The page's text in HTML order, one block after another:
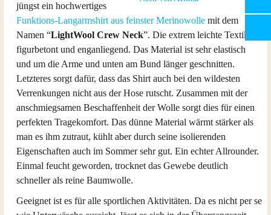
jüngst ein hochwertiges
Funktions-Langarmshirt aus feinster Merinowolle mit dem
Namen “LightWool Crew Neck”. Die extrem leichte Textile ist
figurbetont und enganliegend. Das Material ist sehr elastisch
und um die Arme und unten am Bund länger geschnitten.
Letzteres sorgt dafür, dass das Shirt auch bei den wildesten
Verrenkungen nicht aus der Hose rutscht. Zusammen mit der
anschmiegsamen Beschaffenheit der Wolle sorgt dies für einen
perfekten Tragekomfort. Das dünne Material wärmt stärker als
man es ihm zutraut, kühlt aber durch seine isolierenden
Eigenschaften auch im Sommer sehr gut. Ein echter Allrounder.
Einmal feucht geworden, trocknet das Gewebe deutlich
schneller als reine Baumwolle.
Geeignet ist es für alle sportlichen Aktivitäten. Da es nicht per se